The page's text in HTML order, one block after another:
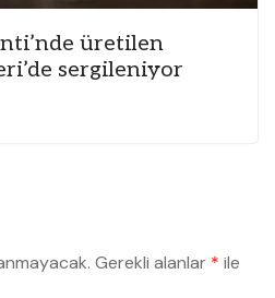
üretilen
sergileniyor
Gerekli alanlar * ile